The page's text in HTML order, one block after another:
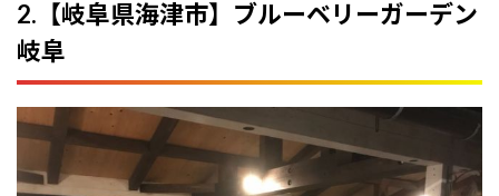
2.【岐阜県海津市】ブルーベリーガーデン
岐阜